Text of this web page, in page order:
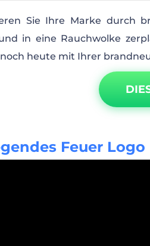
Sie Ihre Marke durch
in eine Rauchwolke
heute mit Ihrer
Feuer Logo